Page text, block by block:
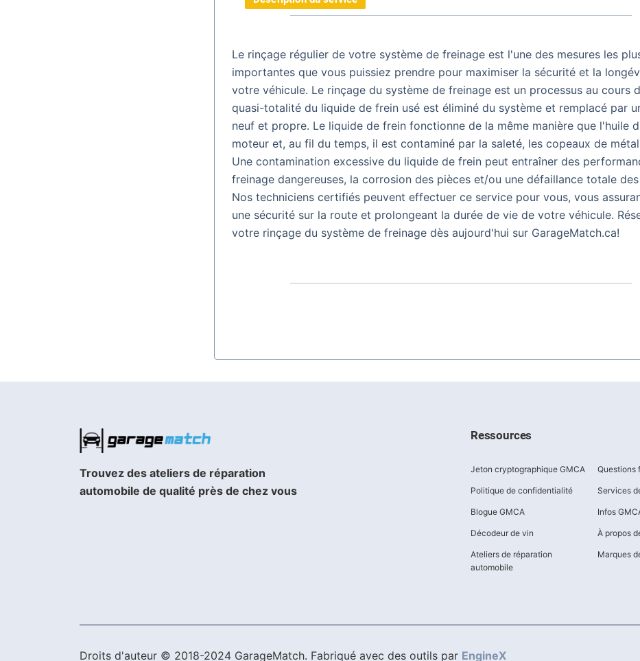
Le rinçage régulier de votre système de freinage est l'une des mesures les
importantes que vous puissiez prendre pour maximiser la sécurité et la
votre véhicule. Le rinçage du système de freinage est un processus au cours
quasi-totalité du liquide de frein usé est éliminé du système et remplacé par
neuf et propre. Le liquide de frein fonctionne de la même manière que l'huile
moteur et, au fil du temps, il est contaminé par la saleté, les copeaux de
Une contamination excessive du liquide de frein peut entraîner des
freinage dangereuses, la corrosion des pièces et/ou une défaillance totale
Nos techniciens certifiés peuvent effectuer ce service pour vous, vous
une sécurité sur la route et prolongeant la durée de vie de votre véhicule.
votre rinçage du système de freinage dès aujourd'hui sur GarageMatch.ca!
Trouvez des ateliers de réparation
automobile de qualité près de chez vous
Ressources
Jeton cryptographique GMCA Questions
Politique de confidentialité Services
Blogue GMCA Infos
Décodeur de vin À propos
Ateliers de réparation
automobile
Marques
Droits d'auteur © 2018-2024 GarageMatch. Fabriqué avec des outils par EngineX